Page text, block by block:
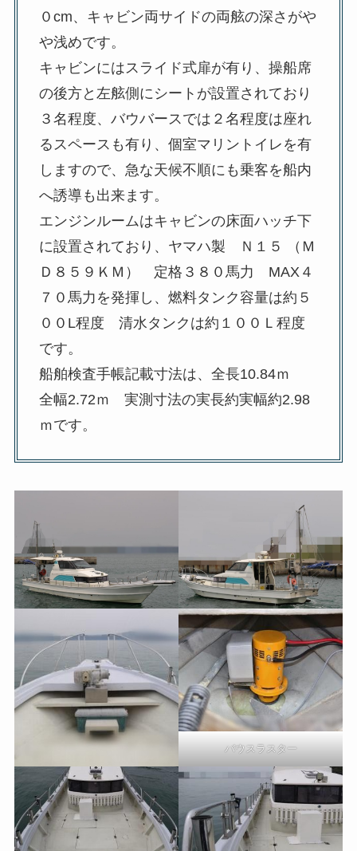
０cm、キャビン両サイドの両舷の深さがや
や浅めです。
キャビンにはスライド式扉が有り、操船席
の後方と左舷側にシートが設置されており
３名程度、バウバースでは２名程度は座れ
るスペースも有り、個室マリントイレを有
しますので、急な天候不順にも乗客を船内
へ誘導も出来ます。
エンジンルームはキャビンの床面ハッチ下
に設置されており、ヤマハ製 Ｎ１５ （Ｍ
Ｄ８５９ＫＭ） 定格３８０馬力 MAX４
７０馬力を発揮し、燃料タンク容量は約５
００L程度 清水タンクは約１００Ｌ程度
です。
船舶検査手帳記載寸法は、全長10.84ｍ
全幅2.72ｍ 実測寸法の実長約実幅約2.98
ｍです。
バウスラスター